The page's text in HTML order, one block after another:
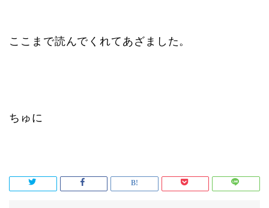
ここまで読んでくれてあざました。
ちゅに